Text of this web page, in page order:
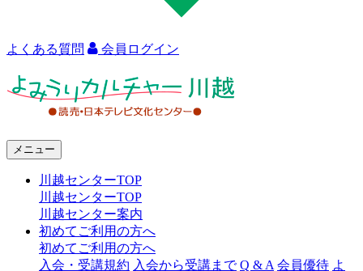
よくある質問 会員ログイン
メニュー
川越センターTOP
川越センターTOP
川越センター案内
初めてご利用の方へ
初めてご利用の方へ
入会・受講規約 入会から受講まで Q & A 会員優待 よ